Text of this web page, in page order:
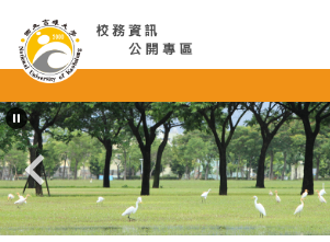
到
主
內
容
區